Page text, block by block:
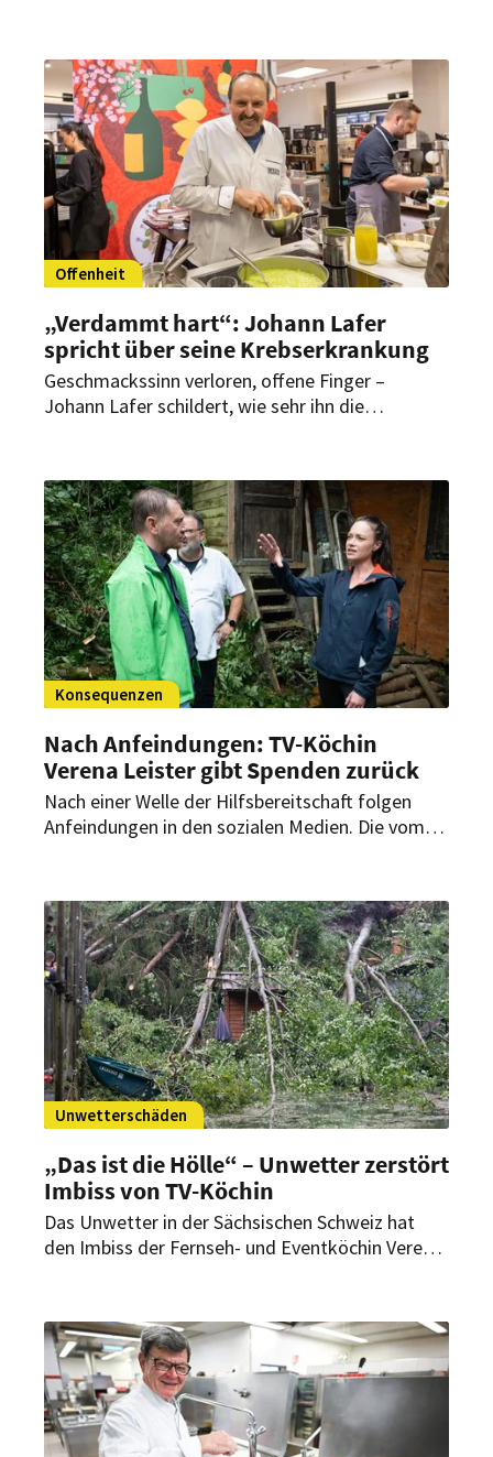
Offenheit
„Verdammt hart“: Johann Lafer
spricht über seine Krebserkrankung
Geschmackssinn verloren, offene Finger –
Johann Lafer schildert, wie sehr ihn die
Konsequenzen
Nach Anfeindungen: TV-Köchin
Verena Leister gibt Spenden zurück
Nach einer Welle der Hilfsbereitschaft folgen
Anfeindungen in den sozialen Medien. Die vom
Unwetterschäden
„Das ist die Hölle“ – Unwetter zerstört
Imbiss von TV-Köchin
Das Unwetter in der Sächsischen Schweiz hat
den Imbiss der Fernseh- und Eventköchin Verena